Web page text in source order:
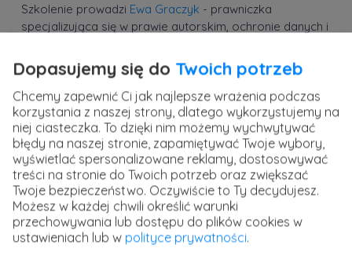
Szkolenie prowadzi Ewa Graczyk - prawniczka
specjalizująca się w prawie autorskim, ochronie danych i
twórców kreatywnych w bezpiecznym prowadzeniu
działalności.
Opublikowane 29 sierpnia 2025 r. w kategorii:Biznes
i marketing
strefakursów.pl
Dopasujemy się do Twoich potrzeb
Chcemy zapewnić Ci jak najlepsze wrażenia podczas
korzystania z naszej strony, dlatego wykorzystujemy na
niej ciasteczka. To dzięki nim możemy wychwytywać
błędy na naszej stronie, zapamiętywać Twoje wybory,
wyświetlać spersonalizowane reklamy, dostosowywać
treści na stronie do Twoich potrzeb oraz zwiększać
Twoje bezpieczeństwo. Oczywiście to Ty decydujesz.
Możesz w każdej chwili określić warunki
przechowywania lub dostępu do plików cookies w
ustawieniach lub w polityce prywatności.